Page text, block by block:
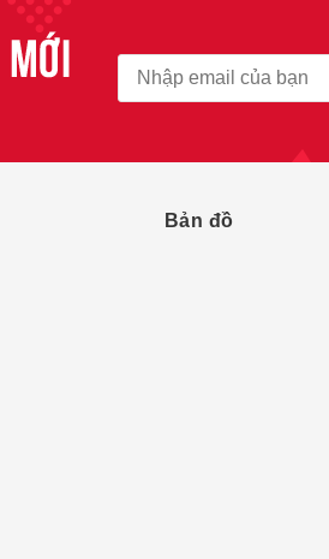
Bản đồ